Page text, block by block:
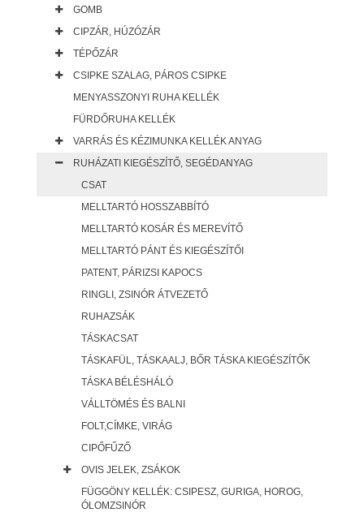
GOMB
CIPZÁR, HÚZÓZÁR
TÉPŐZÁR
CSIPKE SZALAG, PÁROS CSIPKE
MENYASSZONYI RUHA KELLÉK
FÜRDŐRUHA KELLÉK
VARRÁS ÉS KÉZIMUNKA KELLÉK ANYAG
RUHÁZATI KIEGÉSZÍTŐ, SEGÉDANYAG
CSAT
MELLTARTÓ HOSSZABBÍTÓ
MELLTARTÓ KOSÁR ÉS MEREVÍTŐ
MELLTARTÓ PÁNT ÉS KIEGÉSZÍTŐI
PATENT, PÁRIZSI KAPOCS
RINGLI, ZSINÓR ÁTVEZETŐ
RUHAZSÁK
TÁSKACSAT
TÁSKAFÜL, TÁSKAALJ, BŐR TÁSKA KIEGÉSZÍTŐK
TÁSKA BÉLÉSHÁLÓ
VÁLLTÖMÉS ÉS BALNI
FOLT,CÍMKE, VIRÁG
CIPŐFŰZŐ
OVIS JELEK, ZSÁKOK
FÜGGÖNY KELLÉK: CSIPESZ, GURIGA, HOROG,
ÓLOMZSINÓR